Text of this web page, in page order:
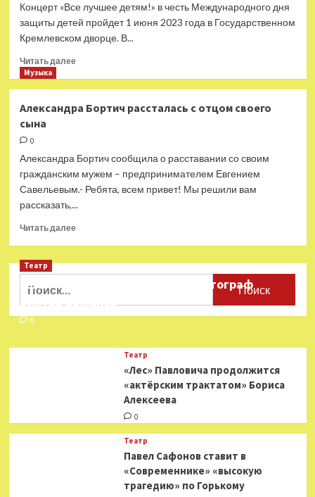
вампиром,
в
новом
Концерт «Все лучшее детям!» в честь Международного дня
защиты детей пройдет 1 июня 2023 года в Государственном
Кремлевском дворце. В...
Читать далееПрочитать
Билан,
и
Hatters
споют
«Все
лучшее
Музыка
Александра Бортич рассталась с отцом своего
сына
0
Александра Бортич сообщила о расставании со своим
гражданским мужем – предпринимателем Евгением
Савельевым.- Ребята, всем привет! Мы решили вам
рассказать,...
Читать далееПрочитать
Александра
с
отцом
сына
Найти:
Театр
Ушёл из жизни театральный фотограф
Виктор Баженов
0
Театр
«Лес» Павловича продолжится
«актёрским трактатом» Бориса
Алексеева
0
Театр
Павел Сафонов ставит в
«Современнике» «высокую
трагедию» по Горькому